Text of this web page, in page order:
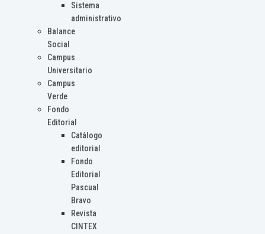
Sistema
administrativo
Balance
Social
Campus
Universitario
Campus
Verde
Fondo
Editorial
Catálogo
editorial
Fondo
Editorial
Pascual
Bravo
Revista
CINTEX